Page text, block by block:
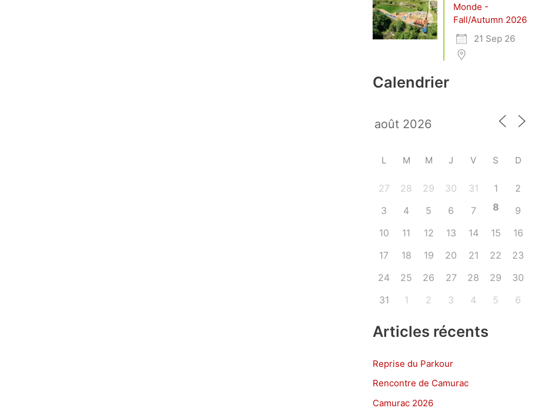
Monde -
Fall/Autumn 2026
21 Sep 26
Calendrier
L M M J V S D
27 28 29 30 31 1
2
3
4 5 6 7 8
9
10
11 12 13 14 15
16
17
18 19 20 21 22
23
24
25 26 27 28 29
30
31
1 2 3 4 5 6
Articles récents
Reprise du Parkour
Rencontre de Camurac
Camurac 2026